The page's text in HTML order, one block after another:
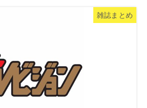
雑誌まとめ